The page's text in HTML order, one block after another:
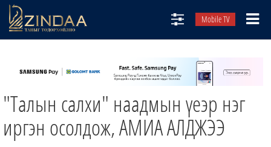
Mobile TV
ТВ8
ӨГЛӨӨНИЙ СОНИН
ЗИНДАА СЭТГҮҮЛ
"Талын салхи" наадмын үеэр нэг
иргэн осолдож, АМИА АЛДЖЭЭ